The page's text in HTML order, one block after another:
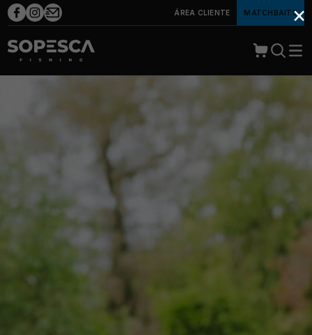
ÁREA CLIENTE MATCHBAITS×